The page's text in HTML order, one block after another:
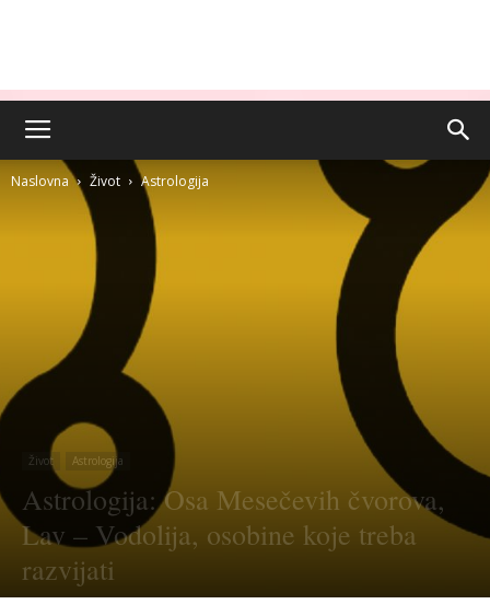
Naslovna Život Astrologija
Život Astrologija
Astrologija: Osa Mesečevih čvorova,
Lav – Vodolija, osobine koje treba
razvijati